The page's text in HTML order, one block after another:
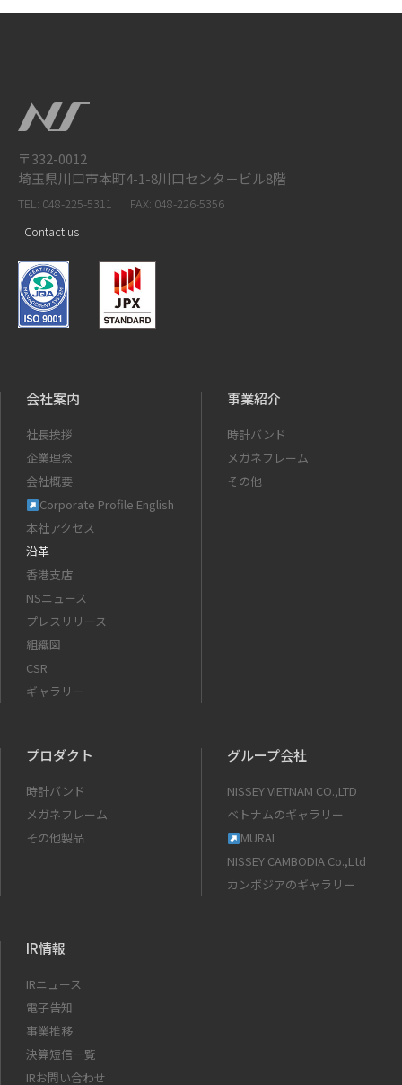
〒332-0012
埼玉県川口市本町4-1-8川口センタ－ビル8階
TEL: 048-225-5311
FAX: 048-226-5356
Contact us
会社案内
社長挨拶
企業理念
会社概要
Corporate Profile English
本社アクセス
沿革
香港支店
NSニュース
プレスリリース
組織図
CSR
ギャラリー
事業紹介
時計バンド
メガネフレーム
その他
プロダクト
時計バンド
メガネフレーム
その他製品
グループ会社
NISSEY VIETNAM CO.,LTD
ベトナムのギャラリー
MURAI
NISSEY CAMBODIA Co.,Ltd
カンボジアのギャラリー
IR情報
IRニュース
電子告知
事業推移
決算短信一覧
IRお問い合わせ